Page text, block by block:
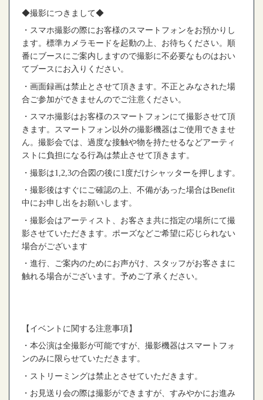
◆撮影につきまして◆
・スマホ撮影の際にお客様のスマートフォンをお預かりし
ます。標準カメラモードを起動の上、お待ちください。順
番にブースにご案内しますので撮影に不必要なものはおい
てブースにお入りください。
・画面録画は禁止とさせて頂きます。不正とみなされた場
合ご参加ができませんのでご注意ください。
・スマホ撮影はお客様のスマートフォンにて撮影させて頂
きます。スマートフォン以外の撮影機器はご使用できませ
ん。撮影会では、過度な接触や物を持たせるなどアーティ
ストに負担になる行為は禁止させて頂きます。
・撮影は1,2,3の合図の後に 1 度だけシャッターを押します。
・撮影後はすぐにご確認の上、不備があった場合はBenefit
中にお申し出をお願いします。
・撮影会はアーティスト、お客さま共に指定の場所にて撮
影させていただきます。ポーズなどご希望に応じられない
場合がございます
・進行、ご案内のためにお声がけ、スタッフがお客さまに
触れる場合がございます。予めご了承ください。
【イベントに関する注意事項】
・本公演は全撮影が可能ですが、撮影機器はスマートフォ
ンのみに限らせていただきます。
・ストリーミングは禁止とさせていただきます。
・お見送り会の際は撮影ができますが、すみやかにお進み